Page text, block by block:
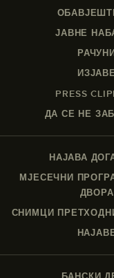
ЈАВНЕ
ИЗЈАВЕ
PRESS
ДА СЕ НЕ
НАЈАВА
МЈЕСЕЧНИ
ДВОРА
СНИМЦИ